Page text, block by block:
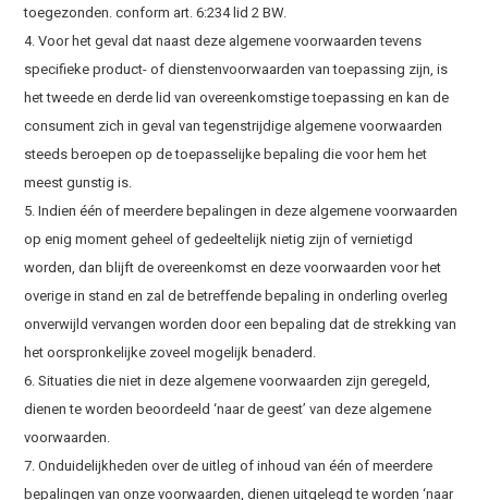
toegezonden. conform art. 6:234 lid 2 BW.
4. Voor het geval dat naast deze algemene voorwaarden tevens
specifieke product- of dienstenvoorwaarden van toepassing zijn, is
het tweede en derde lid van overeenkomstige toepassing en kan de
consument zich in geval van tegenstrijdige algemene voorwaarden
steeds beroepen op de toepasselijke bepaling die voor hem het
meest gunstig is.
5. Indien één of meerdere bepalingen in deze algemene voorwaarden
op enig moment geheel of gedeeltelijk nietig zijn of vernietigd
worden, dan blijft de overeenkomst en deze voorwaarden voor het
overige in stand en zal de betreffende bepaling in onderling overleg
onverwijld vervangen worden door een bepaling dat de strekking van
het oorspronkelijke zoveel mogelijk benaderd.
6. Situaties die niet in deze algemene voorwaarden zijn geregeld,
dienen te worden beoordeeld ‘naar de geest’ van deze algemene
voorwaarden.
7. Onduidelijkheden over de uitleg of inhoud van één of meerdere
bepalingen van onze voorwaarden, dienen uitgelegd te worden ‘naar